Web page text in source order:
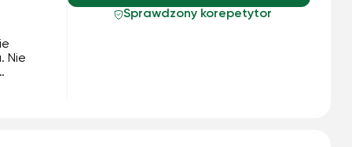
Nie
Sprawdzony korepetytor